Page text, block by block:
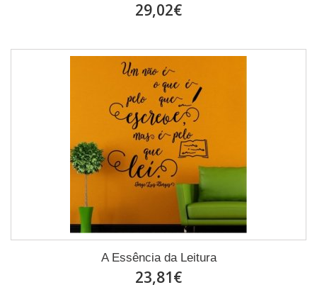
29,02€
A Essência da Leitura
23,81€